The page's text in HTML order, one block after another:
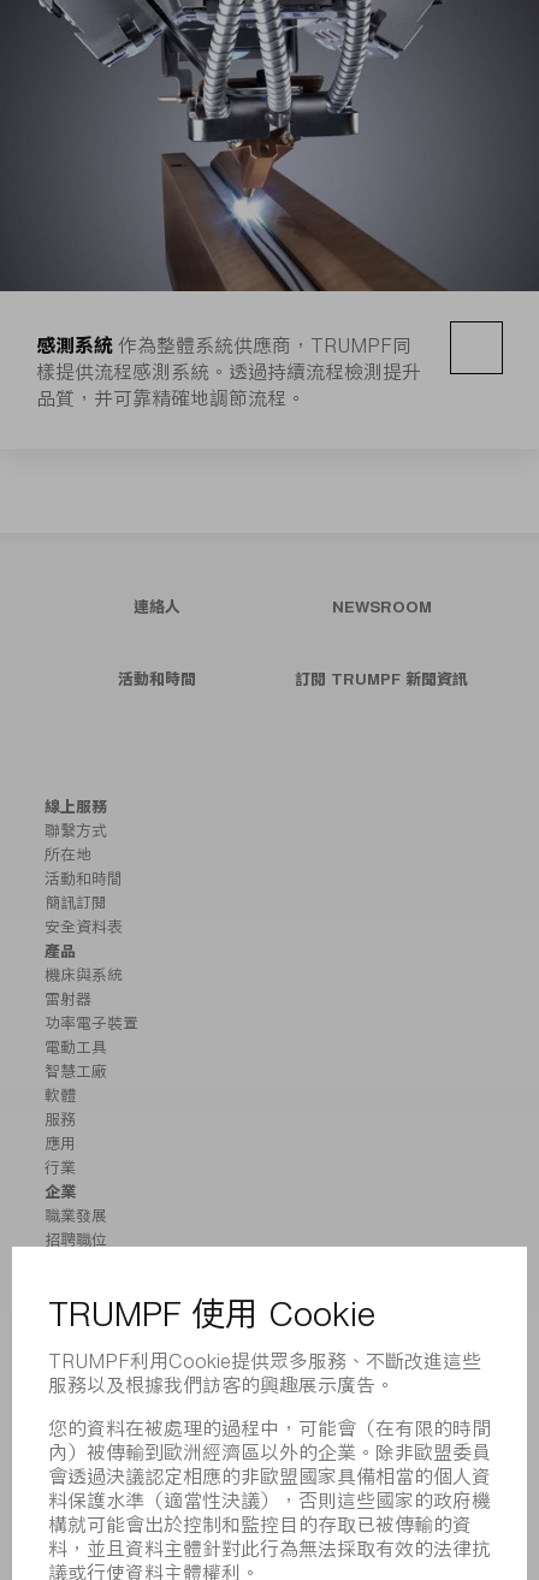
感測系統 作為整體系統供應商，TRUMPF同
樣提供流程感測系統。透過持續流程檢測提升
品質，并可靠精確地調節流程。
連絡人 NEWSROOM
活動和時間 訂閱 TRUMPF 新聞資訊
線上服務
聯繫方式
所在地
活動和時間
簡訊訂閱
安全資料表
產品
機床與系統
雷射器
功率電子裝置
電動工具
智慧工廠
軟體
服務
應用
行業
企業
職業發展
招聘職位
業務報告
合規
舉報系統
新聞稿
雜誌
可持續性
環境和氣候
社會和公共事務
企業管理